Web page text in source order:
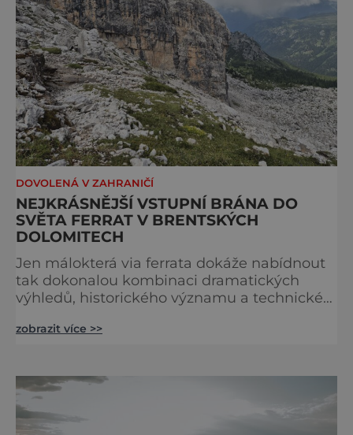
DOVOLENÁ V ZAHRANIČÍ
NEJKRÁSNĚJŠÍ VSTUPNÍ BRÁNA DO
SVĚTA FERRAT V BRENTSKÝCH
DOLOMITECH
Jen málokterá via ferrata dokáže nabídnout
tak dokonalou kombinaci dramatických
výhledů, historického významu a technické
Brentských Dolomit představuje vstupní
považován za jednu z nejkrásnějších
vysokohorských tras na světě. Přestože
samotná ferrata nepatří mezi techn
zobrazit více >>